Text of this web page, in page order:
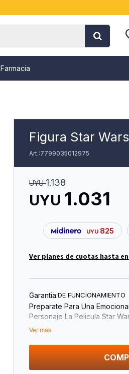
Farmacia
Figura Star
7799035012975
UYU 1.031
UYU 1.138
UYU 825
Ver planes de cuotas hasta
Garantia:DE FUNCIONAMIENTO
Preparate Para Una
Personaje La Pelicula Star
25cm
Ver mas